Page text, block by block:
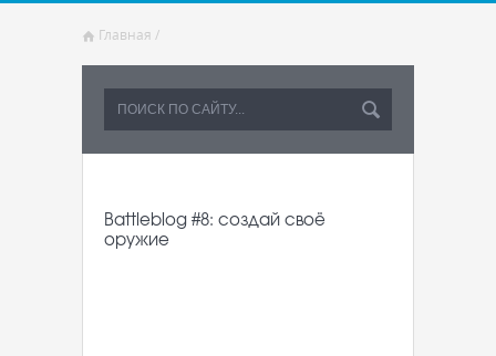
Главная /
Battleblog #8: создай своё
оружие